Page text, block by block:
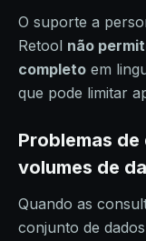
O suporte a
Retool não
completo em
que pode limitar
Problemas
volumes de
Quando as
conjunto de